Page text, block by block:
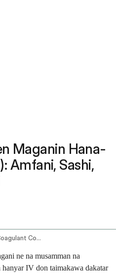
Maganin Hana-
Amfani, Sashi,
Anti Inhibitor Coagulant Complex Intravenous Route
ne na musamman na
IV don taimakawa dakatar